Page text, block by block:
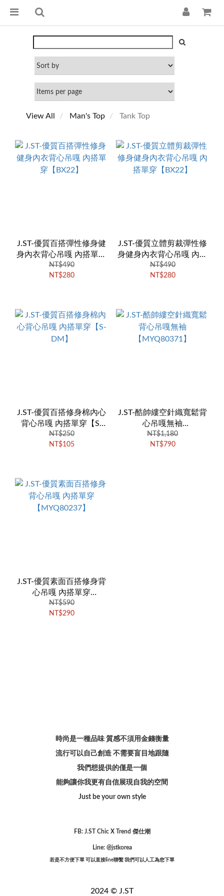
View All Man's Top Tank Top
J.ST-優質百搭彈性修身健
身內衣背心吊嘎 內搭單穿
【BX22】
NT$490
NT$280
J.ST-優質立體剪裁彈性修
身健身內衣背心吊嘎 內搭
單穿【BX22】
NT$490
NT$280
J.ST-優質百搭修身棉內心
背心吊嘎 內搭單穿【S-
DM】
NT$250
NT$105
J.ST-酷帥縷空針織寬鬆背
心吊嘎無袖
【MYQ80371】
NT$1,180
NT$790
J.ST-優質素面百搭修身背
心吊嘎 內搭單穿
【MYQ80237】
NT$590
NT$290
時尚是一種品味 質感不須用金錢衡量
流行可以自己創造 不需要盲目地跟隨
我們想提供的僅是一個
能夠讓你我更有自信展現自我的空間
Just be your own style
FB: J.ST Chic X Trend 傑仕潮
Line: @jstkorea
若是不方便下單 可以直接line聯繫 我們可以人工為您下單
2024 © J.ST